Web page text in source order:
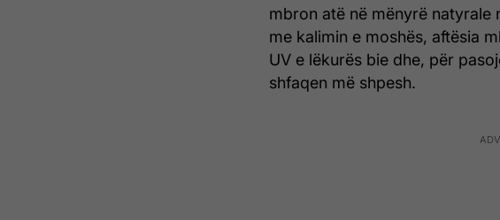
mbron atë në mënyrë natyrale
me kalimin e moshës, aftësia
UV e lëkurës bie dhe, për
shfaqen më shpesh.